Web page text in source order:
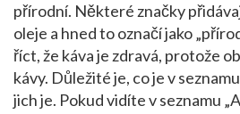
přírodní. Některé značky
oleje a hned to označí jako
říct, že káva je zdravá, protože
kávy. Důležité je, co je v
jich je. Pokud vidíte v seznamu